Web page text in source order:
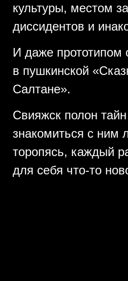
культуры, местом
диссидентов и
И даже прототипом
в пушкинской
Салтане».
Свияжск полон
знакомиться с ним
торопясь, каждый
для себя что-то